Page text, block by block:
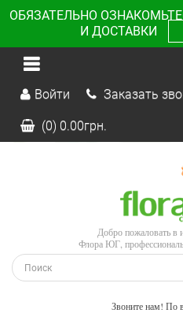
ОБЯЗАТЕЛЬНО
И ДОСТАВКИ
Войти Заказать
(0) 0.00грн.
Добро пожаловать в
Флора ЮГ,
Звоните нам! По